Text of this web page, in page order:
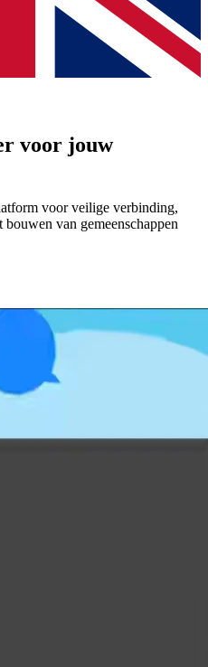
voor jouw
voor veilige verbinding,
van gemeenschappen